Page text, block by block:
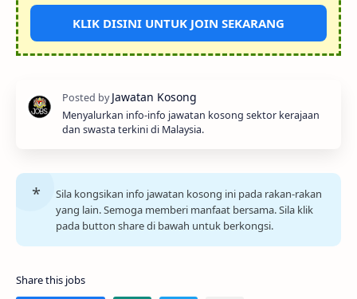
KLIK DISINI UNTUK JOIN SEKARANG
Menyalurkan info-info jawatan kosong sektor kerajaan
dan swasta terkini di Malaysia.
Sila kongsikan info jawatan kosong ini pada rakan-rakan
yang lain. Semoga memberi manfaat bersama. Sila klik
pada button share di bawah untuk berkongsi.